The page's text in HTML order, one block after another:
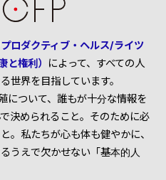
ロダクティブ・ヘルス/ライツ
と権利）
によって、すべての人
世界を目指しています。
について、誰もが十分な情報を
決められること。そのために必
。私たちが心も体も健やかに、
うえで欠かせない「基本的人